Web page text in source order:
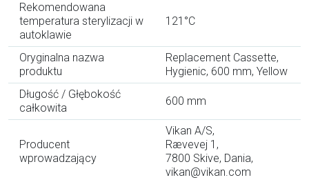
Rekomendowana
temperatura sterylizacji w
autoklawie
121°C
Oryginalna nazwa
produktu
Replacement Cassette,
Hygienic, 600 mm, Yellow
Długość / Głębokość
całkowita
600 mm
Producent
wprowadzający
Vikan A/S,
Rævevej 1,
7800 Skive, Dania,
vikan@vikan.com